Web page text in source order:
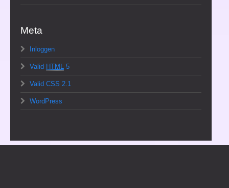
Meta
Inloggen
Valid HTML 5
Valid CSS 2.1
WordPress